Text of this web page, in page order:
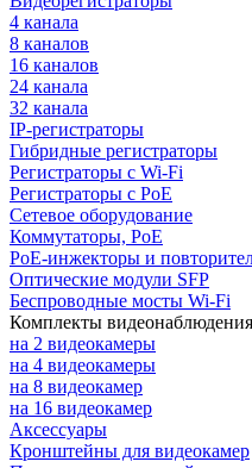
4 канала
8 каналов
16 каналов
24 канала
32 канала
IP-регистраторы
Гибридные регистраторы
Регистраторы с Wi-Fi
Регистраторы с PoE
Сетевое оборудование
Коммутаторы, PoE
PoE-инжекторы и
Оптические модули SFP
Беспроводные мосты Wi-Fi
Комплекты видеонаблюдения
на 2 видеокамеры
на 4 видеокамеры
на 8 видеокамер
на 16 видеокамер
Аксессуары
Кронштейны для видеокамер